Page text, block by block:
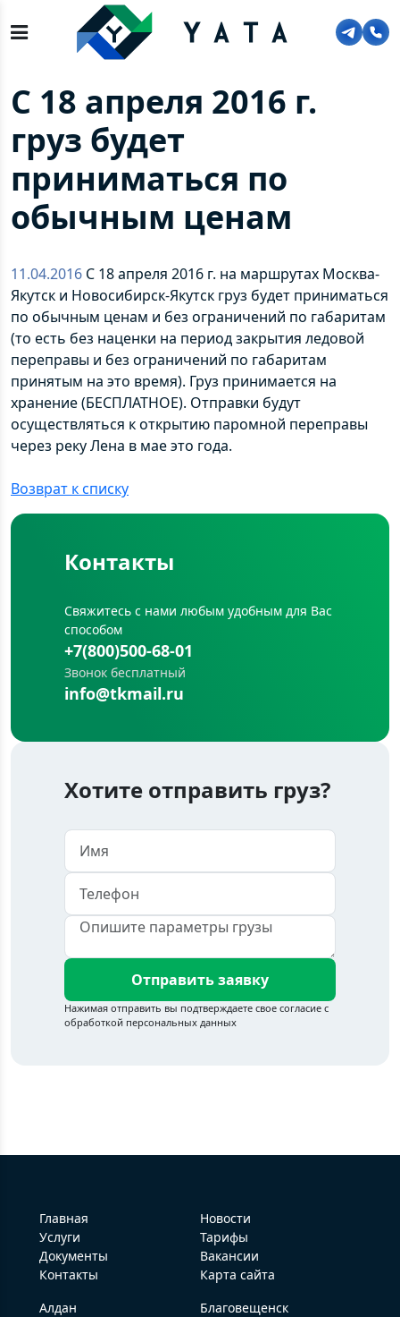
О компании
С 18 апреля 2016 г. груз будет приниматься по
обычным ценам
С 18 апреля 2016 г.
груз будет
приниматься по
обычным ценам
11.04.2016 С 18 апреля 2016 г. на маршрутах Москва-
Якутск и Новосибирск-Якутск груз будет приниматься
по обычным ценам и без ограничений по габаритам
(то есть без наценки на период закрытия ледовой
переправы и без ограничений по габаритам
принятым на это время). Груз принимается на
хранение (БЕСПЛАТНОЕ). Отправки будут
осуществляться к открытию паромной переправы
через реку Лена в мае это года.
Возврат к списку
Контакты
Свяжитесь с нами любым удобным для Вас
способом
+7(800)500-68-01
Звонок бесплатный
info@tkmail.ru
Хотите отправить груз?
Отправить заявку
Главная
Новости
Услуги
Тарифы
Документы
Вакансии
Контакты
Карта сайта
Алдан
Благовещенск